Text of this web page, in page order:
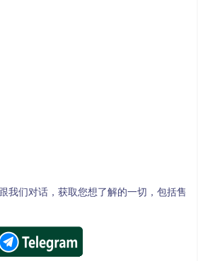
我们对话，获取您想了解的一切，包括售